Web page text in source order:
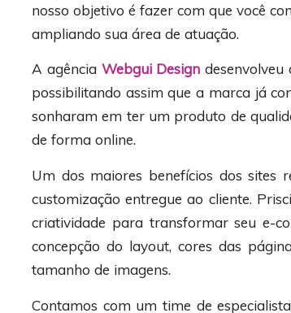
nosso objetivo é fazer com que você
ampliando sua área de atuação.
A agência Webgui Design
possibilitando assim que a marca já
sonharam em ter um produto de
de forma online.
Um dos maiores benefícios dos sites
customização entregue ao cliente.
criatividade para transformar seu e-
concepção do layout, cores das
tamanho de imagens.
Contamos com um time de